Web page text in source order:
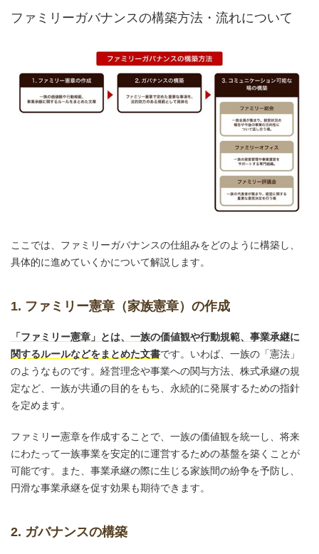
ファミリーガバナンスの構築方法・流れについて
ここでは、ファミリーガバナンスの仕組みをどのように構築し、
具体的に進めていくかについて解説します。
1. ファミリー憲章（家族憲章）の作成
「ファミリー憲章」とは、一族の価値観や行動規範、事業承継に
関するルールなどをまとめた文書です。いわば、一族の「憲法」
のようなものです。経営理念や事業への関与方法、株式承継の規
定など、一族が共通の目的をもち、永続的に発展するための指針
を定めます。
ファミリー憲章を作成することで、一族の価値観を統一し、将来
にわたって一族事業を安定的に運営するための基盤を築くことが
可能です。また、事業承継の際に生じる家族間の紛争を予防し、
円滑な事業承継を促す効果も期待できます。
2. ガバナンスの構築